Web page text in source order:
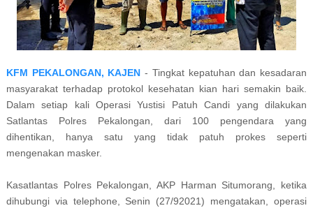
KFM PEKALONGAN, KAJEN - Tingkat kepatuhan dan kesadaran
masyarakat terhadap protokol kesehatan kian hari semakin baik.
Dalam setiap kali Operasi Yustisi Patuh Candi yang dilakukan
Satlantas Polres Pekalongan, dari 100 pengendara yang
dihentikan, hanya satu yang tidak patuh prokes seperti
mengenakan masker.
Kasatlantas Polres Pekalongan, AKP Harman Situmorang, ketika
dihubungi via telephone, Senin (27/92021) mengatakan, operasi